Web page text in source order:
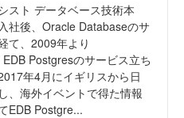
スト データベース技術本
後、Oracle Databaseのサ
て、2009年より
Postgresのサービス立ち
年4月にイギリスから日
、海外イベントで得た情報
EDB Postgre...